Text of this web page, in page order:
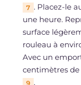
7 . Placez-le
une heure.
surface
rouleau à
Avec un
centimètres de
9 .